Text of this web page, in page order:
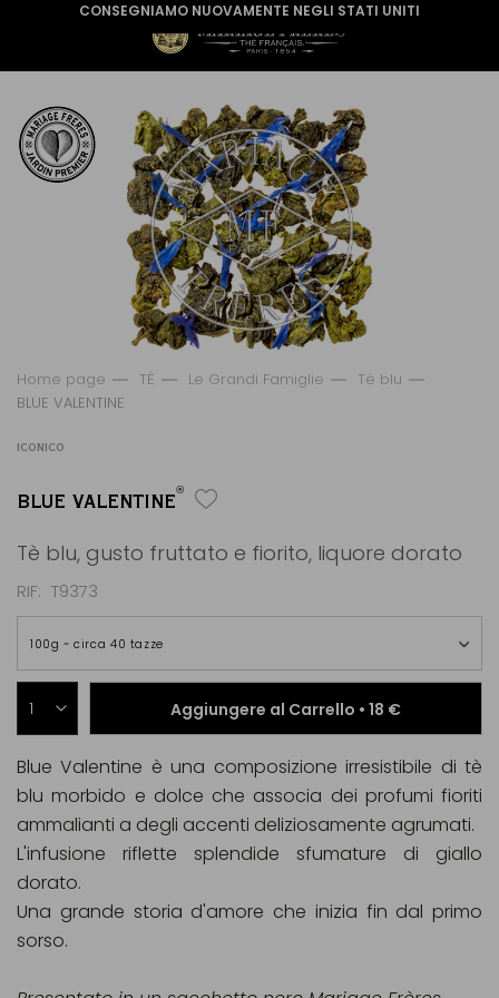
CONSEGNIAMO NUOVAMENTE NEGLI STATI UNITI
Home page TÈ Le Grandi Famiglie
Tè blu
BLUE VALENTINE
ICONICO
BLUE VALENTINE®
Tè blu, gusto fruttato e fiorito, liquore dorato
RIF T9373
100g ~ circa 40 tazze
Aggiungere al Carrello • 18 €
Blue Valentine è una composizione irresistibile di tè
blu morbido e dolce che associa dei profumi fioriti
ammalianti a degli accenti deliziosamente agrumati.
L'infusione riflette splendide sfumature di giallo
dorato.
Una grande storia d'amore che inizia fin dal primo
sorso.